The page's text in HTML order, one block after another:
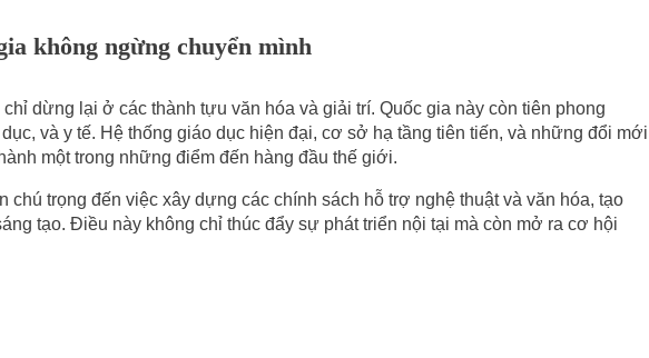
không ngừng chuyển mình
dừng lại ở các thành tựu văn hóa và giải trí. Quốc gia này còn tiên phong
và y tế. Hệ thống giáo dục hiện đại, cơ sở hạ tầng tiên tiến, và những đổi mới
một trong những điểm đến hàng đầu thế giới.
chú trọng đến việc xây dựng các chính sách hỗ trợ nghệ thuật và văn hóa, tạo
tạo. Điều này không chỉ thúc đẩy sự phát triển nội tại mà còn mở ra cơ hội